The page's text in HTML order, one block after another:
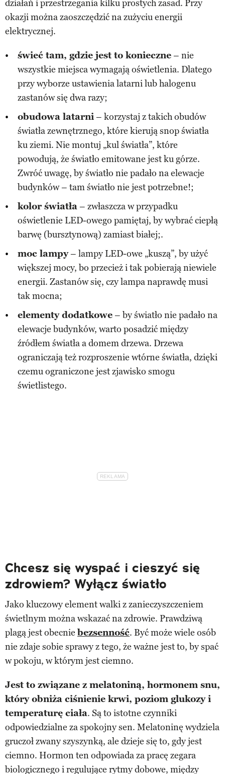
działań i przestrzegania kilku prostych zasad. Przy
okazji można zaoszczędzić na zużyciu energii
elektrycznej.
świeć tam, gdzie jest to konieczne– nie
wszystkie miejsca wymagają oświetlenia. Dlatego
przy wyborze ustawienia latarni lub halogenu
zastanów się dwa razy;
obudowa latarni– korzystaj z takich obudów
światła zewnętrznego, które kierują snop światła
ku ziemi. Nie montuj „kul światła”, które
powodują, że światło emitowane jest ku górze.
Zwróć uwagę, by światło nie padało na elewacje
budynków – tam światło nie jest potrzebne!;
kolor światła– zwłaszcza w przypadku
oświetlenie LED-owego pamiętaj, by wybrać ciepłą
barwę (bursztynową) zamiast białej;.
moc lampy– lampy LED-owe „kuszą”, by użyć
większej mocy, bo przecież i tak pobierają niewiele
energii. Zastanów się, czy lampa naprawdę musi
tak mocna;
elementy dodatkowe– by światło nie padało na
elewacje budynków, warto posadzić między
źródłem światła a domem drzewa. Drzewa
ograniczają też rozproszenie wtórne światła, dzięki
czemu ograniczone jest zjawisko smogu
świetlistego.
Chcesz się wyspać i cieszyć się
zdrowiem? Wyłącz światło
Jako kluczowy element walki z zanieczyszczeniem
świetlnym można wskazać na zdrowie. Prawdziwą
plagą jest obecniebezsenność. Być może wiele osób
nie zdaje sobie sprawy z tego, że ważne jest to, by spać
w pokoju, w którym jest ciemno.
Jest to związane z melatoniną, hormonem snu,
który obniża ciśnienie krwi, poziom glukozy i
temperaturę ciała. Są to istotne czynniki
odpowiedzialne za spokojny sen. Melatoninę wydziela
gruczoł zwany szyszynką, ale dzieje się to, gdy jest
ciemno. Hormon ten odpowiada za pracę zegara
biologicznego i regulujące rytmy dobowe, między